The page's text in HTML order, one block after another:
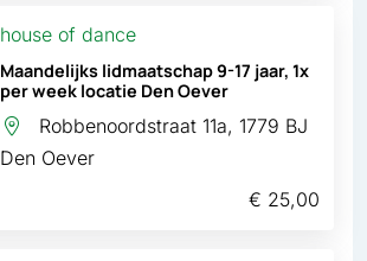
Maandelijks lidmaatschap 9-17 jaar, 1x
per week locatie Den Oever
house of dance
Robbenoordstraat 11a, 1779 BJ
Den Oever
€ 25,00